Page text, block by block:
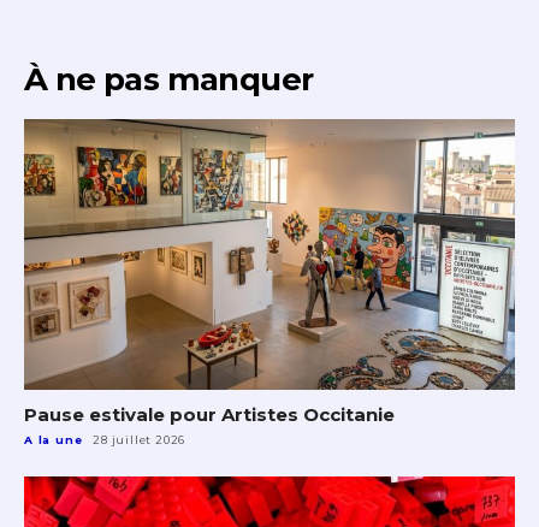
À ne pas manquer
Pause estivale pour Artistes Occitanie
A la une 28 juillet 2026